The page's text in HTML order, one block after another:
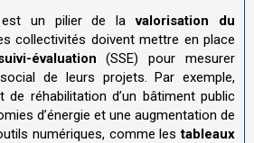
est un pilier de lavalorisation du
collectivités doivent mettre en place
évaluation (SSE) pour mesurer
de leurs projets. Par exemple,
de réhabilitation d’un bâtiment public
d’énergie et une augmentation de
numériques, comme lestableaux